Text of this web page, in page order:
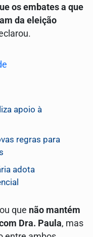
os embates a que
da eleição
apoio à
regras para
adota
que não mantém
Dra. Paula, mas